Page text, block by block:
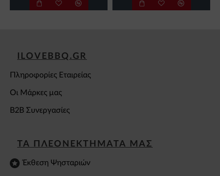
ILOVEBBQ.GR
Πληροφορίες Εταιρείας
Οι Μάρκες μας
B2B Συνεργασίες
ΤΑ ΠΛΕΟΝΕΚΤΗΜΑΤΑ ΜΑΣ
Έκθεση Ψησταριών